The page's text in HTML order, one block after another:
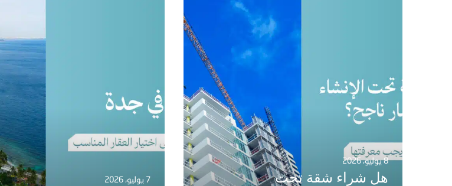
8 يوليو، 2026
هل شراء شقة تحت
7 يوليو، 2026